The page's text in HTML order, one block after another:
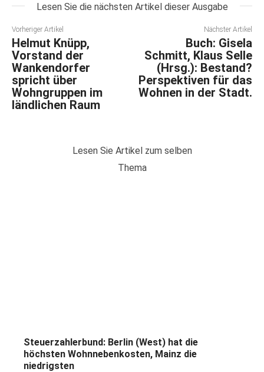
Lesen Sie die nächsten Artikel dieser Ausgabe
Vorheriger Artikel
Helmut Knüpp,
Vorstand der
Wankendorfer
spricht über
Wohngruppen im
ländlichen Raum
Nächster Artikel
Buch: Gisela
Schmitt, Klaus Selle
(Hrsg.): Bestand?
Perspektiven für das
Wohnen in der Stadt.
Lesen Sie Artikel zum selben
Thema
Steuerzahlerbund: Berlin (West) hat die
höchsten Wohnnebenkosten, Mainz die
niedrigsten